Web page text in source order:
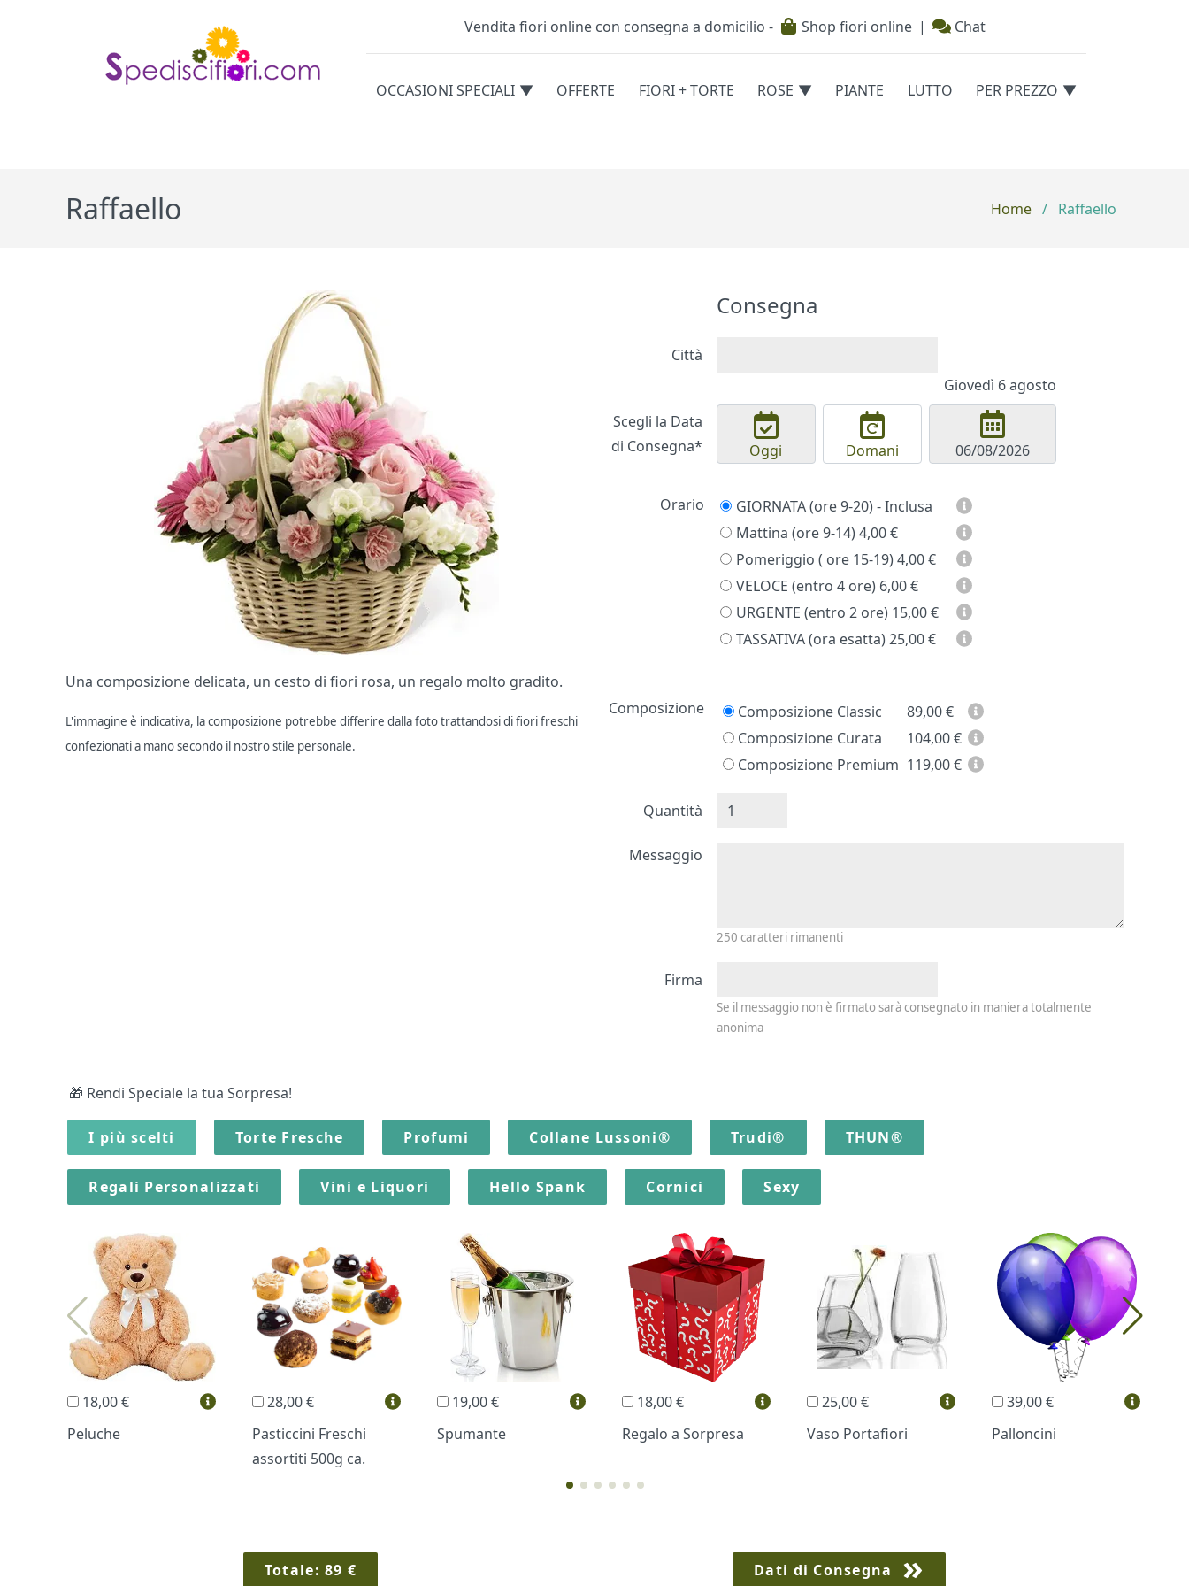
Testata
Vendita fiori online con consegna a domicilio - Shop fiori online | Chat
Categorie
OCCASIONI SPECIALI OFFERTE FIORI + TORTE ROSE PIANTE LUTTO PER PREZZO
Raffaello Home / Raffaello
Una composizione delicata, un cesto di fiori rosa, un regalo molto gradito.
L'immagine è indicativa, la composizione potrebbe differire dalla foto trattandosi di fiori freschi
confezionati a mano secondo il nostro stile personale.
Consegna
Città
Giovedì 6 agosto
Scegli la Data
di Consegna*
Oggi Domani
Orario
GIORNATA (ore 9-20) - Inclusa
Mattina (ore 9-14)4,00 €
Pomeriggio ( ore 15-19)4,00 €
VELOCE (entro 4 ore) 6,00 €
URGENTE (entro 2 ore) 15,00 €
TASSATIVA (ora esatta)25,00 €
Prezzo
Composizione Composizione Classic 89,00€
Composizione Curata
104,00€
Composizione Premium 119,00€
Quantità
Messaggio
250 caratteri rimanenti
Firma
Se il messaggio non è firmato sarà consegnato in maniera totalmente
anonima
🎁 Rendi Speciale la tua Sorpresa!
I più scelti Torte Fresche Profumi Collane Lussoni® Trudi® THUN®
Regali Personalizzati Vini e Liquori Hello Spank Cornici Sexy
18,00 €
Peluche
28,00 €
Pasticcini Freschi
assortiti 500g ca.
19,00 €
Spumante
18,00 €
Regalo a Sorpresa
25,00 €
Vaso Portafiori
39,00 €
Palloncini
Totale:89 € Dati di Consegna